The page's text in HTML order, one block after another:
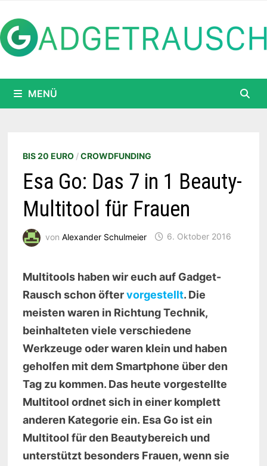
Inhalt
springen
MENÜ
BIS 20 EURO/CROWDFUNDING
Esa Go: Das 7 in 1 Beauty-
Multitool für Frauen
von Alexander Schulmeier 6. Oktober 2016
Multitools haben wir euch auf Gadget-
Rausch schon öftervorgestellt. Die
meisten waren in Richtung Technik,
beinhalteten viele verschiedene
Werkzeuge oder waren klein und haben
geholfen mit dem Smartphone über den
Tag zu kommen. Das heute vorgestellte
Multitool ordnet sich in einer komplett
anderen Kategorie ein. Esa Go ist ein
Multitool für den Beautybereich und
unterstützt besonders Frauen, wenn sie